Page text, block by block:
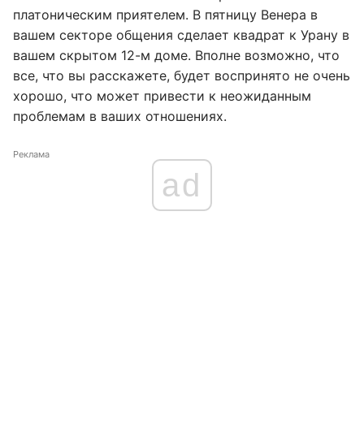
платоническим приятелем. В пятницу Венера в
вашем секторе общения сделает квадрат к Урану в
вашем скрытом 12-м доме. Вполне возможно, что
все, что вы расскажете, будет воспринято не очень
хорошо, что может привести к неожиданным
проблемам в ваших отношениях.
Реклама
ad